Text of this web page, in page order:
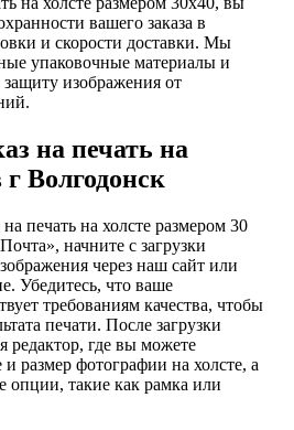
вашего заказа в
и скорости доставки. Мы
упаковочные материалы и
изображения от
на печать на
г Волгодонск
печать на холсте размером 30
начните с загрузки
через наш сайт или
Убедитесь, что ваше
требованиям качества, чтобы
печати. После загрузки
редактор, где вы можете
размер фотографии на холсте, а
опции, такие как рамка или